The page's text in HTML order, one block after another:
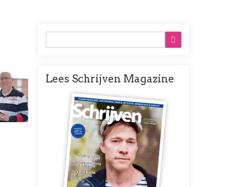
Lees Schrijven Magazine
Afbeelding